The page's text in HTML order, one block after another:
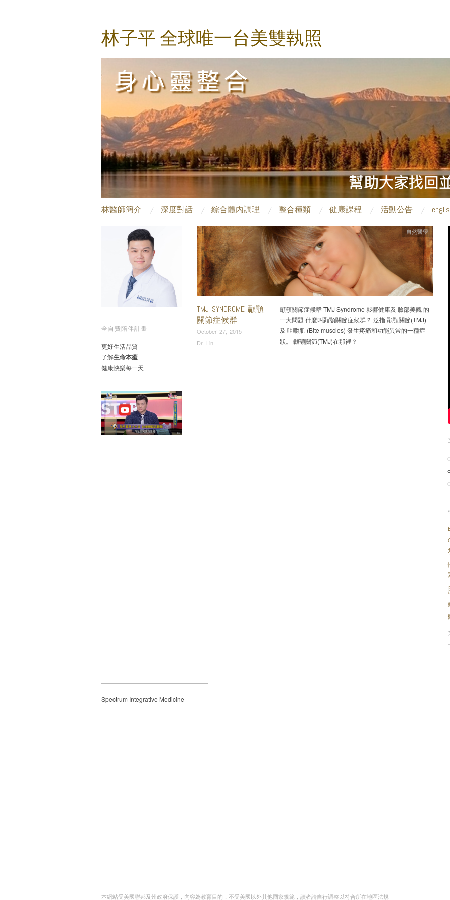
林子平 全球唯一台美雙執照
林醫師簡介 深度對話 綜合體內調理 整合種類 健康課程 活動公告
全自費陪伴計畫
更好生活品質
了解生命本癒
健康快樂每一天
TMJ SYNDROME 顳顎
關節症候群
October 27, 2015
Dr. Lin
自然醫學
顳顎關節症候群 TMJ Syndrome 影響健康及 臉部美觀 的
一大問題 什麼叫顳顎關節症候群？ 泛指 顳顎關節(TMJ)
及 咀嚼肌 (Bite muscles) 發生疼痛和功能異常的一種症
狀。 顳顎關節(TMJ)在那裡？
Spectrum Integrative Medicine
本網站受美國聯邦及州政府保護，內容為教育目的，不受美國以外其他國家規範，讀者請自行調整以符合所在地區法規